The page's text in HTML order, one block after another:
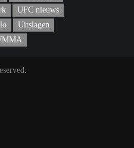
UFC nieuws
Uitslagen